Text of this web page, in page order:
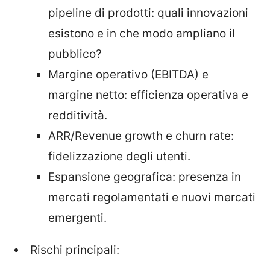
pipeline di prodotti: quali innovazioni
esistono e in che modo ampliano il
pubblico?
Margine operativo (EBITDA) e
margine netto: efficienza operativa e
redditività.
ARR/Revenue growth e churn rate:
fidelizzazione degli utenti.
Espansione geografica: presenza in
mercati regolamentati e nuovi mercati
emergenti.
Rischi principali: